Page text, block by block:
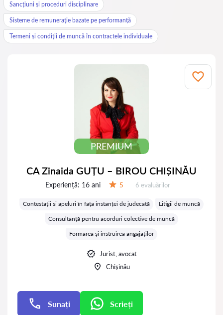
Sancțiuni și proceduri disciplinare
Sisteme de remunerație bazate pe performanță
Termeni și condiții de muncă în contractele individuale
PREMIUM
CA Zinaida GUȚU – BIROU CHIȘINĂU
Experiență: 16 ani 5 Evaluărilor:
6 evaluărilor
Contestații și apeluri în fața instanței de judecată
Litigii de muncă
Consultanță pentru acorduri colective de muncă
Formarea și instruirea angajaților
Jurist, avocat
Chișinău
Sunați Scrieți